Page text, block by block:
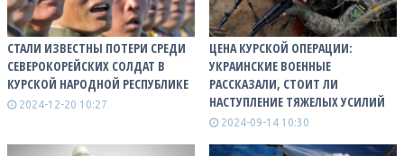
СТАЛИ ИЗВЕСТНЫ ПОТЕРИ СРЕДИ
СЕВЕРОКОРЕЙСКИХ СОЛДАТ В
КУРСКОЙ НАРОДНОЙ РЕСПУБЛИКЕ
2024-12-20 10:27
ЦЕНА КУРСКОЙ ОПЕРАЦИИ:
УКРАИНСКИЕ ВОЕННЫЕ
РАССКАЗАЛИ, СТОИТ ЛИ
НАСТУПЛЕНИЕ ТЯЖЕЛЫХ УСИЛИЙ
2024-09-14 10:30